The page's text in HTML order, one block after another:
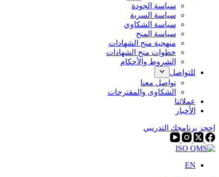
سياسة الجودة
سياسة السرية
سياسة الشكاوي
سياسة المنح
منهجية منح الشهادات
خطوات منح الشهادات
الشروط والأحكام
للتواصل
تواصل معنا
الشكاوى والمقترحات
عملائنا
الأخبار
احجز برنامجك التدريبي
EN